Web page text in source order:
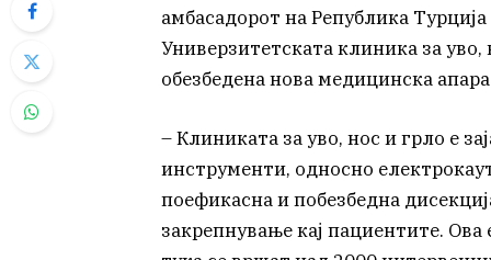
амбасадорот на Република Турција
Универзитетската клиника за
обезбедена нова медицинска
– Клиниката за уво, нос и грло е
инструменти, односно
поефикасна и побезбедна
закрепнување кај пациентите.